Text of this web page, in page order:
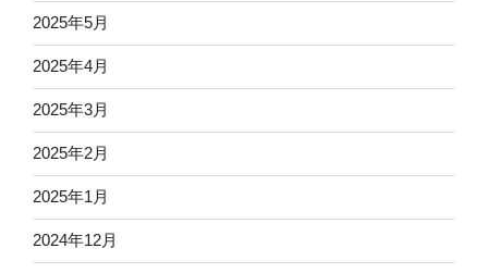
2025年5月
2025年4月
2025年3月
2025年2月
2025年1月
2024年12月